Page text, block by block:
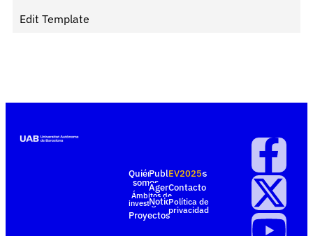
Edit Template
Quiénes
somos
Ámbitos de
investigación
Proyectos
Publicaciones
Agenda
Noticias
EV2025
Contacto
Política de
privacidad